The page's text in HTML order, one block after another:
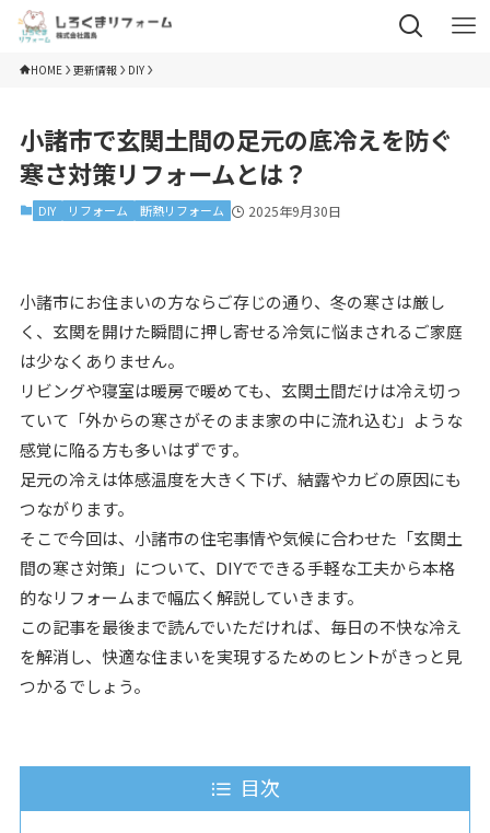
HOME 更新情報 DIY
小諸市で玄関土間の足元の底冷えを防ぐ
寒さ対策リフォームとは？
DIY リフォーム 断熱リフォーム 2025年9月30日
小諸市にお住まいの方ならご存じの通り、冬の寒さは厳し
く、玄関を開けた瞬間に押し寄せる冷気に悩まされるご家庭
は少なくありません。
リビングや寝室は暖房で暖めても、玄関土間だけは冷え切っ
ていて「外からの寒さがそのまま家の中に流れ込む」ような
感覚に陥る方も多いはずです。
足元の冷えは体感温度を大きく下げ、結露やカビの原因にも
つながります。
そこで今回は、小諸市の住宅事情や気候に合わせた「玄関土
間の寒さ対策」について、DIYでできる手軽な工夫から本格
的なリフォームまで幅広く解説していきます。
この記事を最後まで読んでいただければ、毎日の不快な冷え
を解消し、快適な住まいを実現するためのヒントがきっと見
つかるでしょう。
目次